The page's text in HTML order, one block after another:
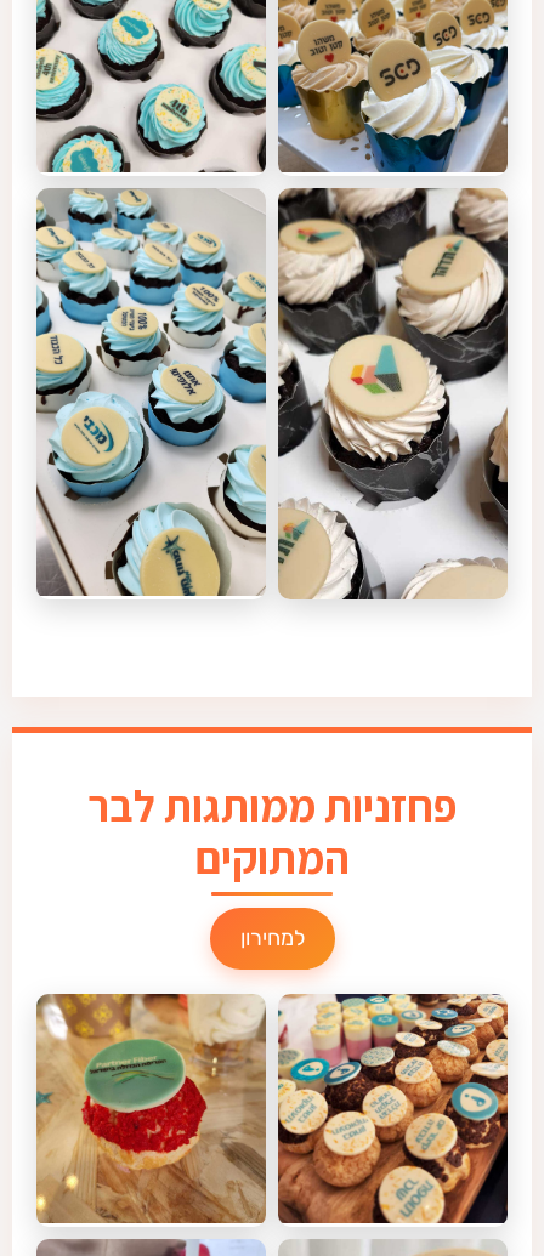
פחזניות ממותגות לבר
המתוקים
למחירון